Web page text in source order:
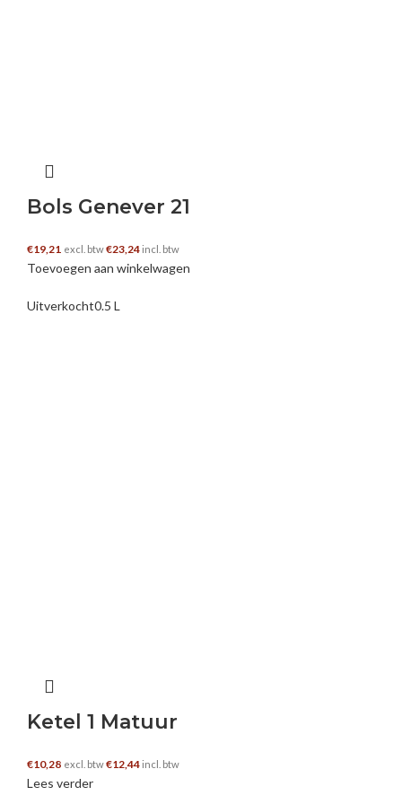
Bols Genever 21
€19,21 excl. btw€23,24 incl. btw
Toevoegen aan winkelwagen
Uitverkocht0.5 L
Ketel 1 Matuur
€10,28 excl. btw€12,44 incl. btw
Lees verder